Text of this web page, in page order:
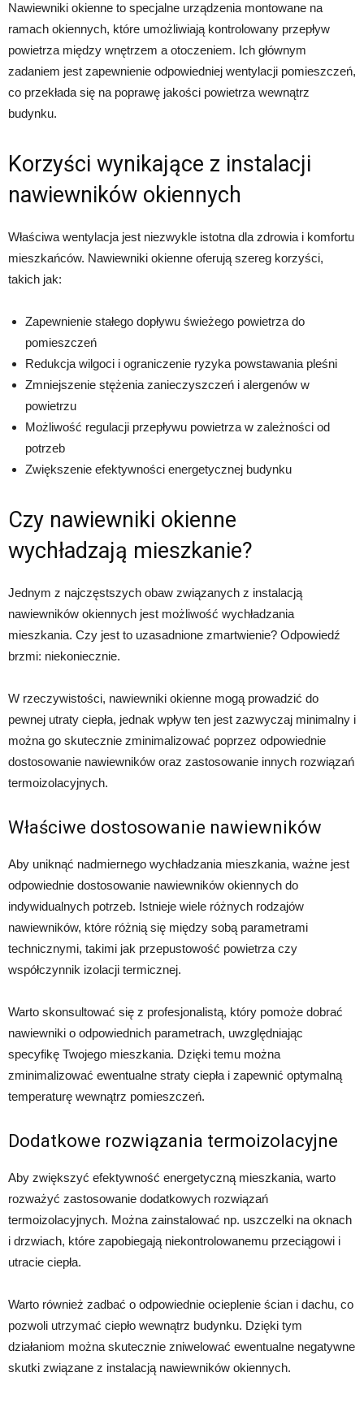
Nawiewniki okienne to specjalne urządzenia montowane na
ramach okiennych, które umożliwiają kontrolowany przepływ
powietrza między wnętrzem a otoczeniem. Ich głównym
zadaniem jest zapewnienie odpowiedniej wentylacji pomieszczeń,
co przekłada się na poprawę jakości powietrza wewnątrz
budynku.
Korzyści wynikające z instalacji
nawiewników okiennych
Właściwa wentylacja jest niezwykle istotna dla zdrowia i komfortu
mieszkańców. Nawiewniki okienne oferują szereg korzyści,
takich jak:
Zapewnienie stałego dopływu świeżego powietrza do
pomieszczeń
Redukcja wilgoci i ograniczenie ryzyka powstawania pleśni
Zmniejszenie stężenia zanieczyszczeń i alergenów w
powietrzu
Możliwość regulacji przepływu powietrza w zależności od
potrzeb
Zwiększenie efektywności energetycznej budynku
Czy nawiewniki okienne
wychładzają mieszkanie?
Jednym z najczęstszych obaw związanych z instalacją
nawiewników okiennych jest możliwość wychładzania
mieszkania. Czy jest to uzasadnione zmartwienie? Odpowiedź
brzmi: niekoniecznie.
W rzeczywistości, nawiewniki okienne mogą prowadzić do
pewnej utraty ciepła, jednak wpływ ten jest zazwyczaj minimalny i
można go skutecznie zminimalizować poprzez odpowiednie
dostosowanie nawiewników oraz zastosowanie innych rozwiązań
termoizolacyjnych.
Właściwe dostosowanie nawiewników
Aby uniknąć nadmiernego wychładzania mieszkania, ważne jest
odpowiednie dostosowanie nawiewników okiennych do
indywidualnych potrzeb. Istnieje wiele różnych rodzajów
nawiewników, które różnią się między sobą parametrami
technicznymi, takimi jak przepustowość powietrza czy
współczynnik izolacji termicznej.
Warto skonsultować się z profesjonalistą, który pomoże dobrać
nawiewniki o odpowiednich parametrach, uwzględniając
specyfikę Twojego mieszkania. Dzięki temu można
zminimalizować ewentualne straty ciepła i zapewnić optymalną
temperaturę wewnątrz pomieszczeń.
Dodatkowe rozwiązania termoizolacyjne
Aby zwiększyć efektywność energetyczną mieszkania, warto
rozważyć zastosowanie dodatkowych rozwiązań
termoizolacyjnych. Można zainstalować np. uszczelki na oknach
i drzwiach, które zapobiegają niekontrolowanemu przeciągowi i
utracie ciepła.
Warto również zadbać o odpowiednie ocieplenie ścian i dachu, co
pozwoli utrzymać ciepło wewnątrz budynku. Dzięki tym
działaniom można skutecznie zniwelować ewentualne negatywne
skutki związane z instalacją nawiewników okiennych.